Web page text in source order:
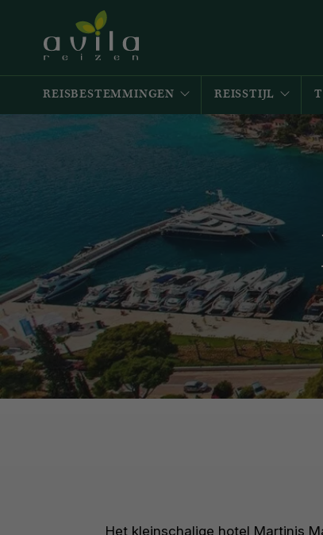
REISBESTEMMINGEN REISSTIJL
Het kleinschalige hotel Martinis